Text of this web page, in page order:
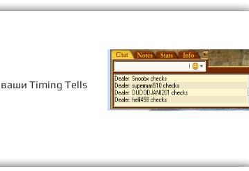
ваши Timing Tells